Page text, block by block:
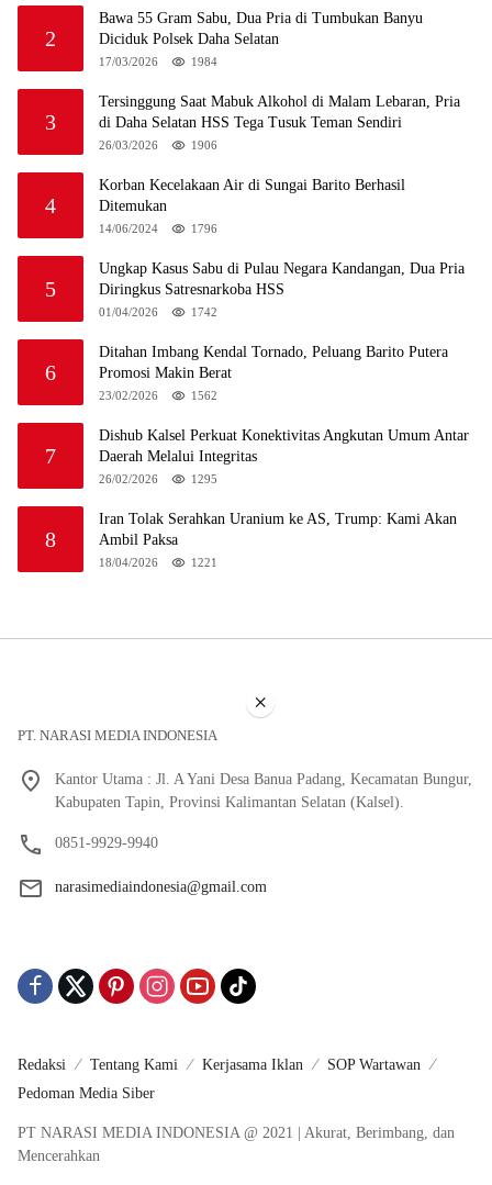
2
Bawa 55 Gram Sabu, Dua Pria di Tumbukan Banyu
Diciduk Polsek Daha Selatan
17/03/2026 1984
3
Tersinggung Saat Mabuk Alkohol di Malam Lebaran, Pria
di Daha Selatan HSS Tega Tusuk Teman Sendiri
26/03/2026 1906
4
Korban Kecelakaan Air di Sungai Barito Berhasil
Ditemukan
14/06/2024 1796
5
Ungkap Kasus Sabu di Pulau Negara Kandangan, Dua Pria
Diringkus Satresnarkoba HSS
01/04/2026 1742
6
Ditahan Imbang Kendal Tornado, Peluang Barito Putera
Promosi Makin Berat
23/02/2026 1562
7
Dishub Kalsel Perkuat Konektivitas Angkutan Umum Antar
Daerah Melalui Integritas
26/02/2026 1295
8
Iran Tolak Serahkan Uranium ke AS, Trump: Kami Akan
Ambil Paksa
18/04/2026 1221
PT. NARASI MEDIA INDONESIA
Kantor Utama : Jl. A Yani Desa Banua Padang, Kecamatan Bungur,
Kabupaten Tapin, Provinsi Kalimantan Selatan (Kalsel).
0851-9929-9940
narasimediaindonesia@gmail.com
Redaksi Tentang Kami Kerjasama Iklan
SOP Wartawan
Pedoman Media Siber
PT NARASI MEDIA INDONESIA @ 2021 | Akurat, Berimbang, dan
Mencerahkan
×